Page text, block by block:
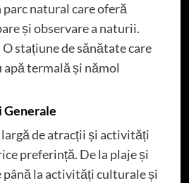
parc natural care oferă
și observare a naturii.
O stațiune de sănătate care
termală și nămol
de atracții și activități
preferință. De la plaje și
la activități culturale și